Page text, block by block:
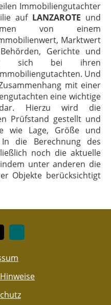
Immobiliengutachter
auf LANZAROTE und
von einem
Marktwert
Gerichte und
sich bei ihren
Und
mit einer
eine wichtige
dar. Hierzu wird die
Prüfstand gestellt und
wie Lage, Größe und
die Berechnung des
noch die aktuelle
unter anderen die
Objekte berücksichtigt